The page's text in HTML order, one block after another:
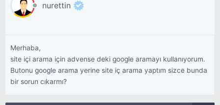
nurettin
Merhaba,
site içi arama için advense deki google aramayı kullanıyorum.
Butonu google arama yerine site iç arama yaptım sizce bunda
bir sorun cıkarmı?